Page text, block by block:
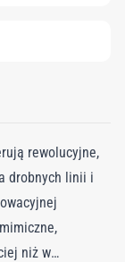
rewolucyjne,
drobnych linii i
niż w